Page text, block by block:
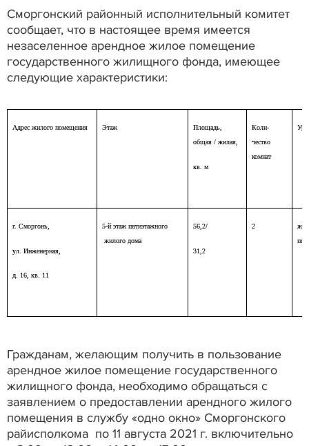
Сморгонский районный исполнительный комитет
сообщает, что в настоящее время имеется
незаселенное арендное жилое помещение
государственного жилищного фонда, имеющее
следующие характеристики:
Адрес жилого помещения Этаж
Площадь,
общая / жилая,
кв. м
Коли-
чество
комнат
г. Сморгонь,
ул. Инженерная,
д. 16, кв. 11
5-й этаж пятиэтажного
жилого дома
56,2/
31,2
2
Гражданам, желающим получить в пользование
арендное жилое помещение государственного
жилищного фонда, необходимо обращаться с
заявлением о предоставлении арендного жилого
помещения в службу «одно окно» Сморгонского
райисполкома по 11 августа 2021 г. включительно